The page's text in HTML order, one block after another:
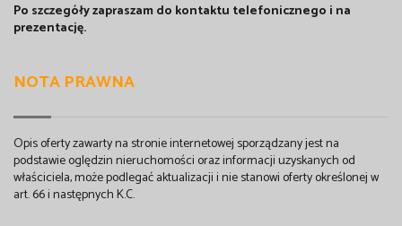
Po szczegóły zapraszam do kontaktu telefonicznego i na
prezentację.
NOTA PRAWNA
Opis oferty zawarty na stronie internetowej sporządzany jest na
podstawie oględzin nieruchomości oraz informacji uzyskanych od
właściciela, może podlegać aktualizacji i nie stanowi oferty określonej w
art. 66 i następnych K.C.